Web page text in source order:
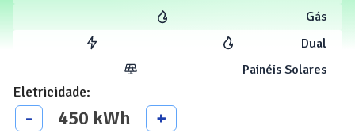
Gás
Dual
Painéis Solares
Eletricidade:
- 450 kWh +